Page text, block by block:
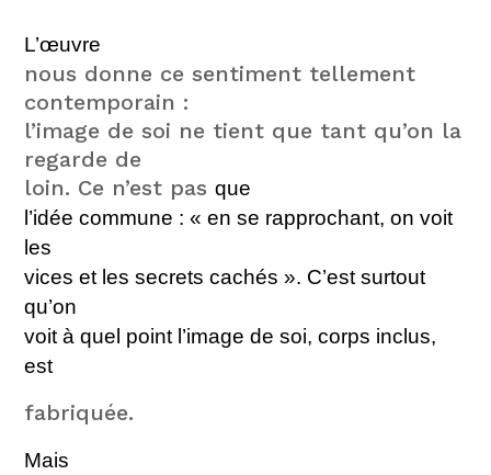
L’œuvre
nous donne ce sentiment tellement
contemporain :
l’image de soi ne tient que tant qu’on la
regarde de
loin. Ce n’est pasque
l’idée commune : « en se rapprochant, on voit
les
vices et les secrets cachés ». C’est surtout
qu’on
voit à quel point l’image de soi, corps inclus,
est
fabriquée.
Mais